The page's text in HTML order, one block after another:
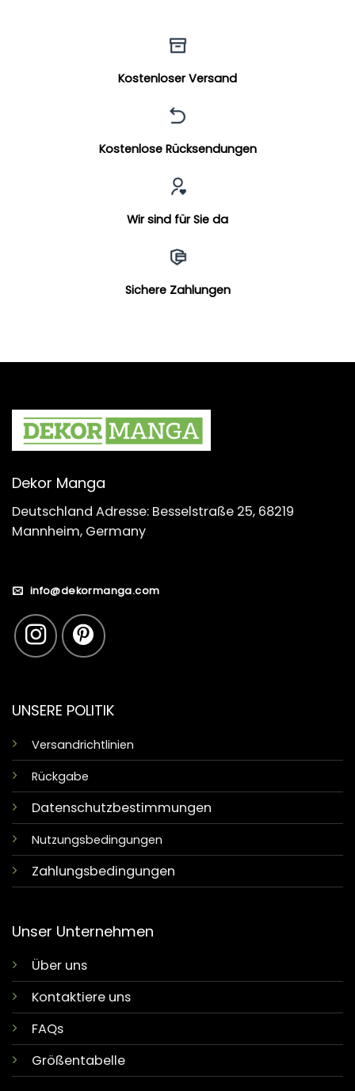
Kostenloser Versand
Kostenlose Rücksendungen
Wir sind für Sie da
Sichere Zahlungen
Dekor Manga
Deutschland Adresse: Besselstraße 25, 68219
Mannheim, Germany
info@dekormanga.com
UNSERE POLITIK
Versandrichtlinien
Rückgabe
Datenschutzbestimmungen
Nutzungsbedingungen
Zahlungsbedingungen
Unser Unternehmen
Über uns
Kontaktiere uns
FAQs
Größentabelle